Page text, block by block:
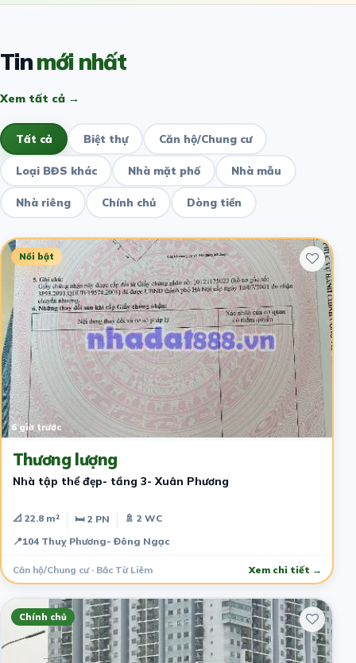
Tinmới nhất
Xem tất cả →
Tất cả Biệt thự Căn hộ/Chung cư
Loại BĐS khác Nhà mặt phố Nhà mẫu
Nhà riêng Chính chủ Dòng tiền
Nổi bật
6 giờ trước
Thương lượng
Nhà tập thể đẹp- tầng 3- Xuân Phương
📐 22.8 m² 🛏 2 PN
🚿 2 WC
📍104 Thuỵ Phương- Đông Ngạc
Căn hộ/Chung cư · Bắc Từ Liêm Xem chi tiết →
Chính chủ